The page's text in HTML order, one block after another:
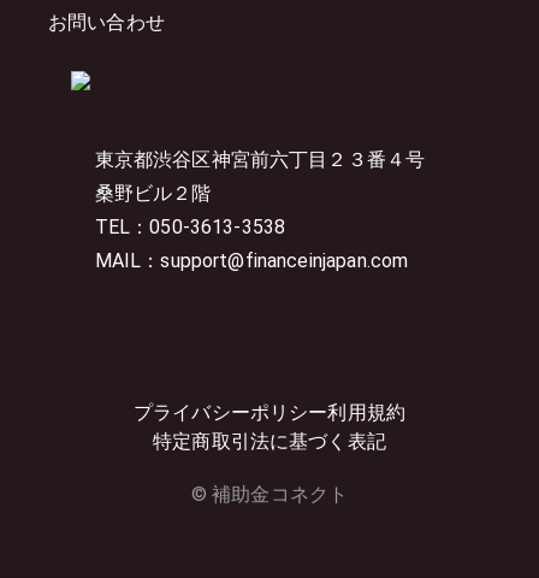
東京都渋谷区神宮前六丁目２３番４号
桑野ビル２階
TEL：050-3613-3538
MAIL：support@financeinjapan.com
プライバシーポリシー利用規約
特定商取引法に基づく表記
© 補助金コネクト
お問い合わせ